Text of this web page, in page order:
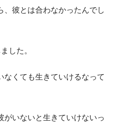
、彼とは合わなかったんでし
した。
なくても生きていけるなって
がいないと生きていけないっ